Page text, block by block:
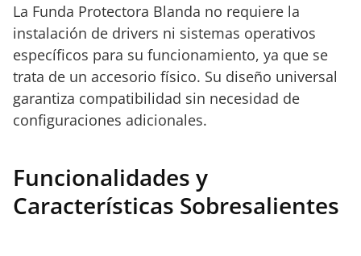
La Funda Protectora Blanda no requiere la
instalación de drivers ni sistemas operativos
específicos para su funcionamiento, ya que se
trata de un accesorio físico. Su diseño universal
garantiza compatibilidad sin necesidad de
configuraciones adicionales.
Funcionalidades y
Características Sobresalientes